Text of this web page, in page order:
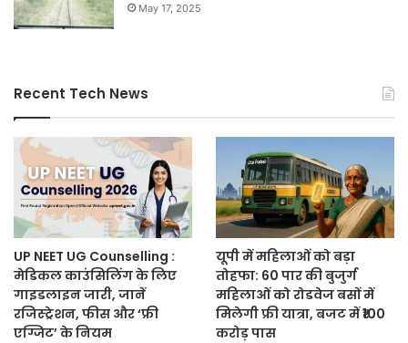
May 17, 2025
Recent Tech News
UP NEET UG Counselling :
मेडिकल काउंसिलिंग के लिए
गाइडलाइन जारी, जानें
रजिस्ट्रेशन, फीस और ‘फ्री
एग्जिट’ के नियम
यूपी में महिलाओं को बड़ा
तोहफा: 60 पार की बुजुर्ग
महिलाओं को रोडवेज बसों में
मिलेगी फ्री यात्रा, बजट में ₹100
करोड़ पास